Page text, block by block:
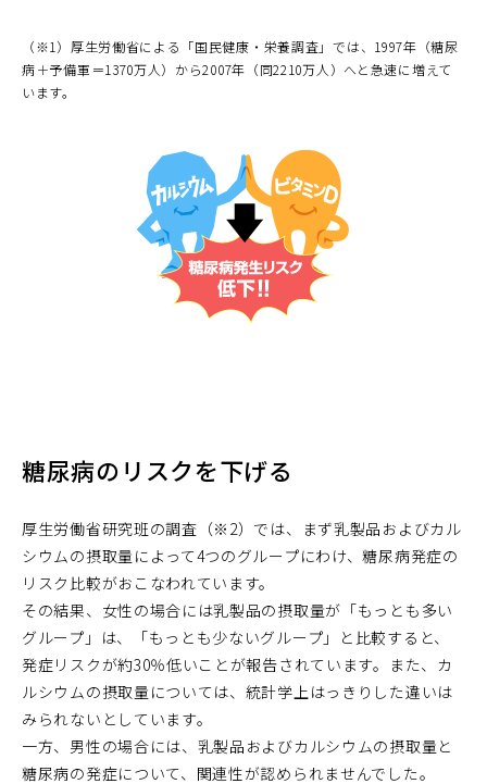
（※1）厚生労働省による「国民健康・栄養調査」では、1997年（糖尿
病＋予備軍＝1370万人）から2007年（同2210万人）へと急速に増えて
います。
糖尿病のリスクを下げる
厚生労働省研究班の調査（※2）では、まず乳製品およびカル
シウムの摂取量によって4つのグループにわけ、糖尿病発症の
リスク比較がおこなわれています。
その結果、女性の場合には乳製品の摂取量が「もっとも多い
グループ」は、「もっとも少ないグループ」と比較すると、
発症リスクが約30％低いことが報告されています。また、カ
ルシウムの摂取量については、統計学上はっきりした違いは
みられないとしています。
一方、男性の場合には、乳製品およびカルシウムの摂取量と
糖尿病の発症について、関連性が認められませんでした。